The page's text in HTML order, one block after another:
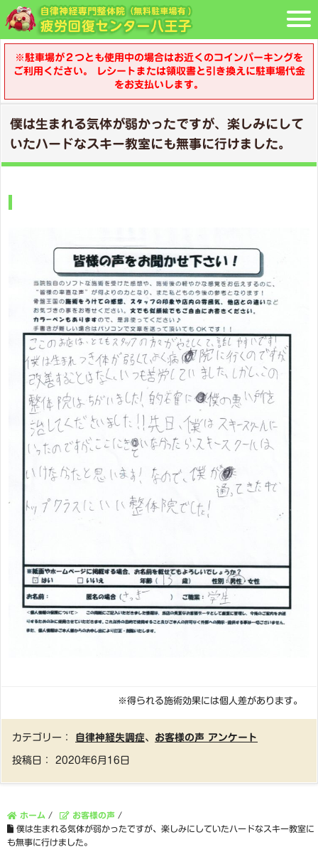
※駐車場が２つとも使用中の場合はお近くのコインパーキングを
ご利用ください。 レシートまたは領収書と引き換えに駐車場代金
をお支払いします。
僕は生まれる気体が弱かったですが、楽しみにして
いたハードなスキー教室にも無事に行けました。
※得られる施術効果には個人差があります。
カテゴリー： 自律神経失調症、 お客様の声 アンケート
投稿日： 2020年6月16日
ホーム / お客様の声 /
僕は生まれる気体が弱かったですが、楽しみにしていたハードなスキー教室に
も無事に行けました。